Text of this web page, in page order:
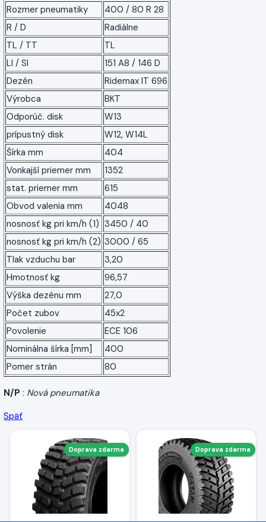
Rozmer pneumatiky
400 / 80 R 28
R / D
Radiálne
TL / TT
TL
LI / SI
151 A8 / 146 D
Dezén
Ridemax IT 696
Výrobca
BKT
Odporúč. disk
W13
prípustný disk
W12, W14L
Šírka mm
404
Vonkajší priemer mm
1352
stat. priemer mm
615
Obvod valenia mm
4048
nosnosť kg pri km/h (1) 3450 / 40
nosnosť kg pri km/h (2) 3000 / 65
Tlak vzduchu bar
3,20
Hmotnosť kg
96,57
Výška dezénu mm
27,0
Počet zubov
45x2
Povolenie
ECE 106
Nominálna šírka [mm]
400
Pomer strán
80
N/P : Nová pneumatika
Späť
Doprava zdarma Doprava zdarma